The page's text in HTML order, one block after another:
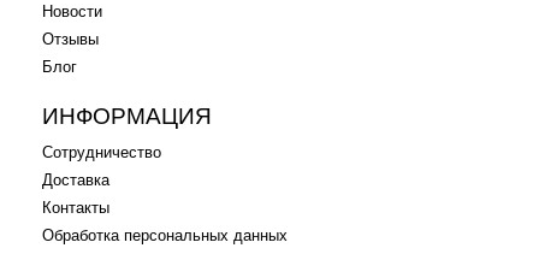
Новости
Отзывы
Блог
ИНФОРМАЦИЯ
Сотрудничество
Доставка
Контакты
Обработка персональных данных